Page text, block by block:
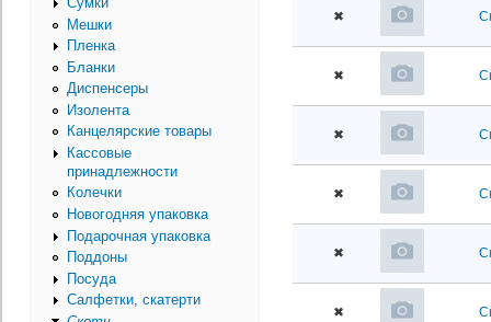
Мешки
Пленка
Бланки
Диспенсеры
Изолента
Канцелярские товары
Кассовые
принадлежности
Колечки
Новогодняя упаковка
Подарочная упаковка
Поддоны
Посуда
Салфетки, скатерти
✖
✖
✖
✖
✖
✖